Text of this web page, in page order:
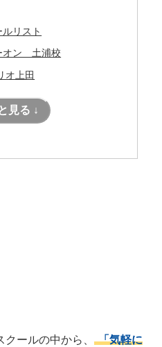
リスト
オン 土浦校
オ上田
見る ↓
クールの中から、 「気軽に